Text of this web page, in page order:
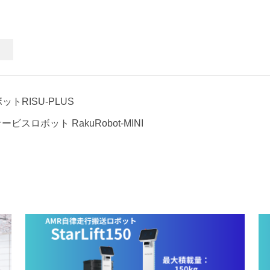
トRISU-PLUS
ビスロボット RakuRobot-MINI